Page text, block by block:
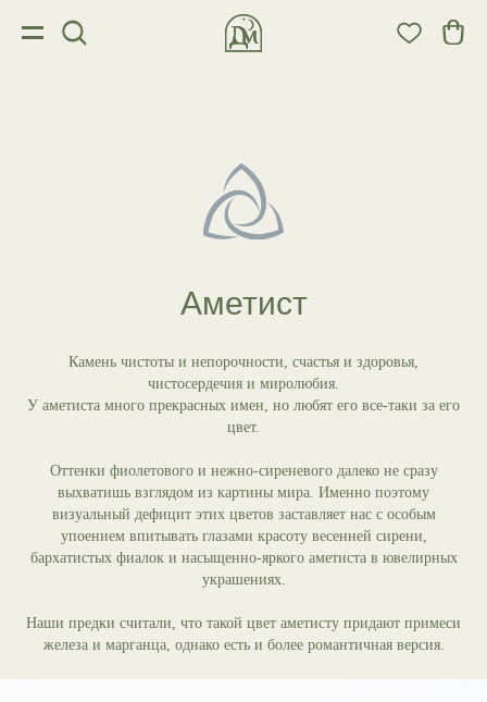
Аметист
Камень чистоты и непорочности, счастья и здоровья,
чистосердечия и миролюбия.
У аметиста много прекрасных имен, но любят его все-таки за его
цвет.
Оттенки фиолетового и нежно-сиреневого далеко не сразу
выхватишь взглядом из картины мира. Именно поэтому
визуальный дефицит этих цветов заставляет нас с особым
упоением впитывать глазами красоту весенней сирени,
бархатистых фиалок и насыщенно-яркого аметиста в ювелирных
украшениях.
Наши предки считали, что такой цвет аметисту придают примеси
железа и марганца, однако есть и более романтичная версия.